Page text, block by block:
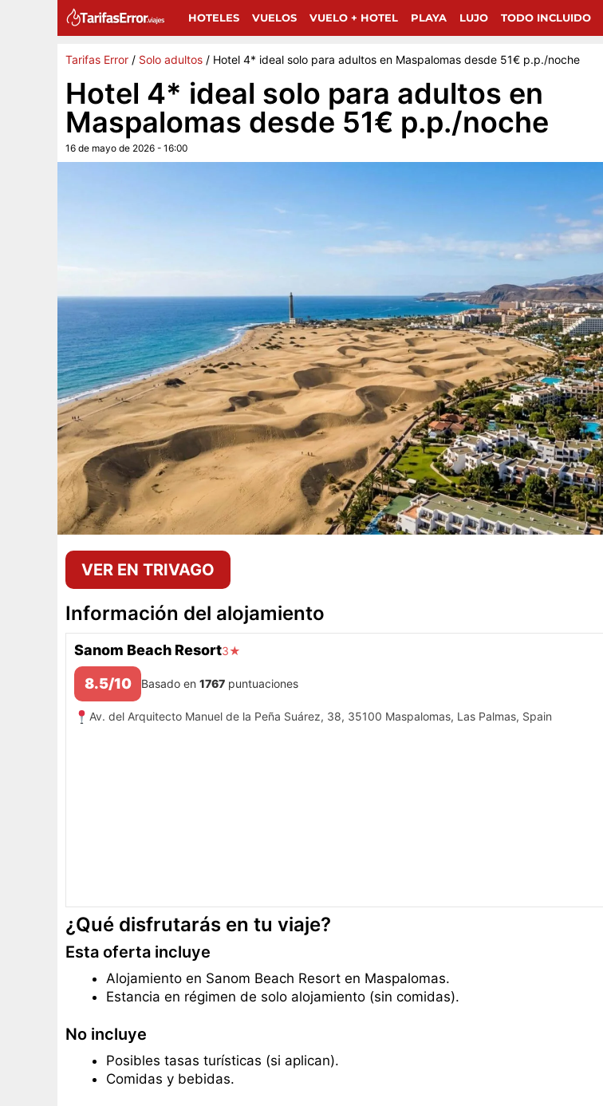
HOTELES VUELOS VUELO + HOTEL PLAYA LUJO TODO INCLUIDO
Tarifas Error / Solo adultos / Hotel 4* ideal solo para adultos en Maspalomas desde 51€ p.p./noche
Hotel 4* ideal solo para adultos en
Maspalomas desde 51€ p.p./noche
16 de mayo de 2026 - 16:00
VER EN TRIVAGO
Información del alojamiento
Sanom Beach Resort3★
8.5/10 Basado en 1767 puntuaciones
Av. del Arquitecto Manuel de la Peña Suárez, 38, 35100 Maspalomas, Las Palmas, Spain
¿Qué disfrutarás en tu viaje?
Esta oferta incluye
Alojamiento en Sanom Beach Resort en Maspalomas.
Estancia en régimen de solo alojamiento (sin comidas).
No incluye
Posibles tasas turísticas (si aplican).
Comidas y bebidas.
G Añádenos como fuente preferida y encuentra más chollos de viajes en Google.